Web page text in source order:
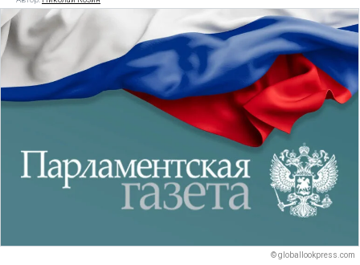
© globallookpress.com